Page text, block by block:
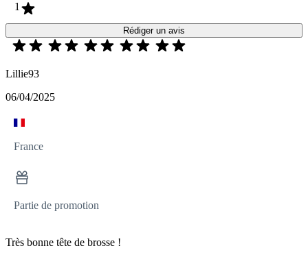
1
Rédiger un avis
Lillie93
06/04/2025
France
Partie de promotion
Très bonne tête de brosse !